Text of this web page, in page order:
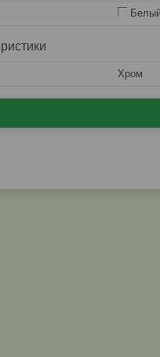
Хром